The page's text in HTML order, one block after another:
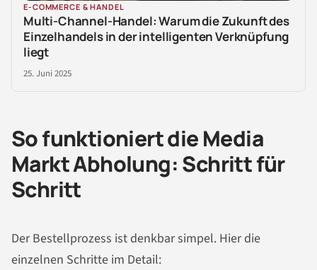
E-COMMERCE & HANDEL
Multi-Channel-Handel: Warum die Zukunft des
Einzelhandels in der intelligenten Verknüpfung
liegt
25. Juni 2025
So funktioniert die Media
Markt Abholung: Schritt für
Schritt
Der Bestellprozess ist denkbar simpel. Hier die
einzelnen Schritte im Detail: